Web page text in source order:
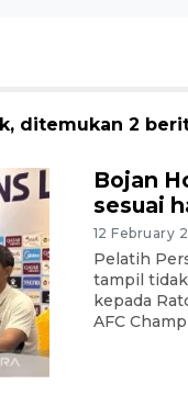
ditemukan 2
Bojan
sesuai
12 February
Pelatih
tampil
kepada
AFC